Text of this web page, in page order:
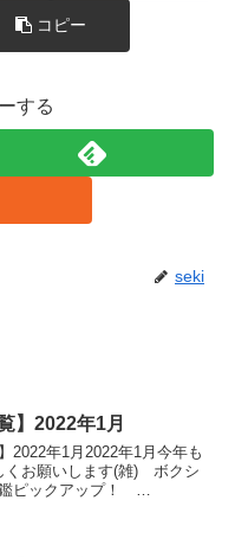
コピー
する
seki
】2022年1月
2022年1月2022年1月今年も
くお願いします(雑) ボクシ
ピックアップ！